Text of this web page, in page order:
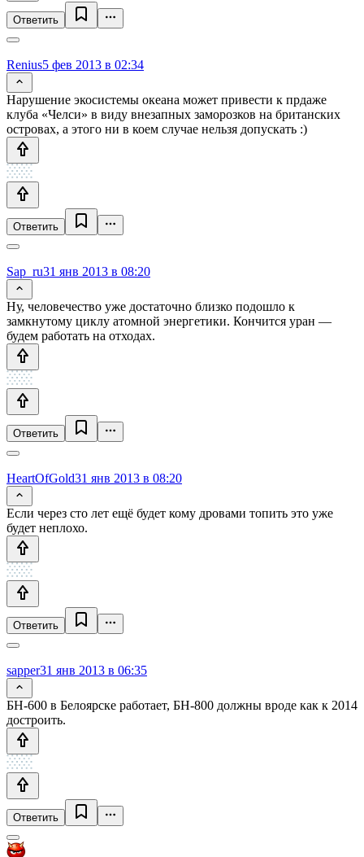
Ответить
Renius5 фев 2013 в 02:34
Нарушение экосистемы океана может привести к прдаже
клуба «Челси» в виду внезапных заморозков на британских
островах, а этого ни в коем случае нельзя допускать :)
Ответить
Sap_ru31 янв 2013 в 08:20
Ну, человечество уже достаточно близко подошло к
замкнутому циклу атомной энергетики. Кончится уран —
будем работать на отходах.
Ответить
HeartOfGold31 янв 2013 в 08:20
Если через сто лет ещё будет кому дровами топить это уже
будет неплохо.
Ответить
sapper31 янв 2013 в 06:35
БН-600 в Белоярске работает, БН-800 должны вроде как к 2014
достроить.
Ответить